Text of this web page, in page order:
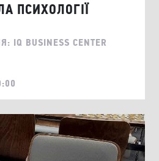
ПСИХОЛОГІЇ
BUSINESS CENTER